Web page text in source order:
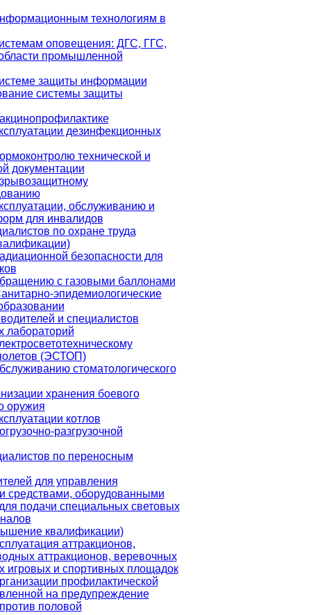
технологиям в
оповещения: ДГС, ГГС,
промышленной
защиты информации
системы защиты
дезинфекционных
технической и
документации
обслуживанию и
для инвалидов
по охране труда
безопасности для
с газовыми баллонами
эпидемиологические
и специалистов
лабораторий
(ЭСТОП)
стоматологического
хранения боевого
оружия
котлов
разгрузочной
по переносным
для управления
средствами, оборудованными
подачи специальных световых
квалификации)
аттракционов,
аттракционов, веревочных
игровых и спортивных площадок
профилактической
на предупреждение
половой